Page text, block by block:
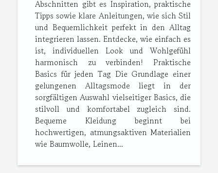
Abschnitten gibt es Inspiration, praktische
Tipps sowie klare Anleitungen, wie sich Stil
und Bequemlichkeit perfekt in den Alltag
integrieren lassen. Entdecke, wie einfach es
ist, individuellen Look und Wohlgefühl
harmonisch zu verbinden! Praktische
Basics für jeden Tag Die Grundlage einer
gelungenen Alltagsmode liegt in der
sorgfältigen Auswahl vielseitiger Basics, die
stilvoll und komfortabel zugleich sind.
Bequeme Kleidung beginnt bei
hochwertigen, atmungsaktiven Materialien
wie Baumwolle, Leinen...